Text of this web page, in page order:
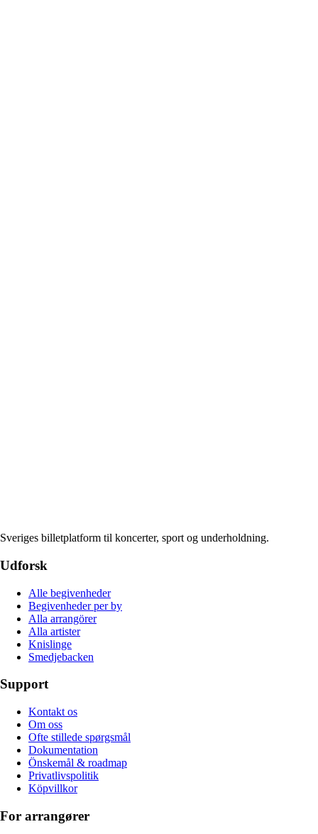
Sveriges billetplatform til koncerter, sport og underholdning.
Udforsk
Alle begivenheder
Begivenheder per by
Alla arrangörer
Alla artister
Knislinge
Smedjebacken
Support
Kontakt os
Om oss
Ofte stillede spørgsmål
Dokumentation
Önskemål & roadmap
Privatlivspolitik
Köpvillkor
For arrangører